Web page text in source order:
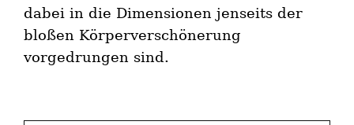
dabei in die Dimensionen jenseits der
bloßen Körperverschönerung
vorgedrungen sind.